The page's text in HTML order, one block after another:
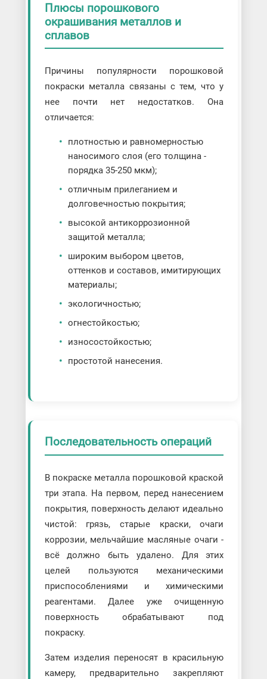
Плюсы порошкового
окрашивания металлов и
сплавов
Причины популярности порошковой
покраски металла связаны с тем, что у
нее почти нет недостатков. Она
отличается:
плотностью и равномерностью
наносимого слоя (его толщина -
порядка 35-250 мкм);
отличным прилеганием и
долговечностью покрытия;
высокой антикоррозионной
защитой металла;
широким выбором цветов,
оттенков и составов, имитирующих
материалы;
экологичностью;
огнестойкостью;
износостойкостью;
простотой нанесения.
Последовательность операций
В покраске металла порошковой краской
три этапа. На первом, перед нанесением
покрытия, поверхность делают идеально
чистой: грязь, старые краски, очаги
коррозии, мельчайшие масляные очаги -
всё должно быть удалено. Для этих
целей пользуются механическими
приспособлениями и химическими
реагентами. Далее уже очищенную
поверхность обрабатывают под
покраску.
Затем изделия переносят в красильную
камеру, предварительно закрепляют